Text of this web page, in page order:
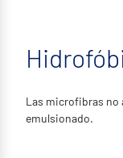
Las microfibras no
emulsionado.